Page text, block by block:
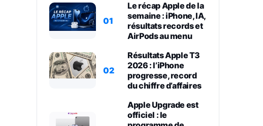
01
Le récap Apple de la
semaine : iPhone, IA,
résultats records et
AirPods au menu
02
Résultats Apple T3
2026 : l’iPhone
progresse, record
du chiffre d’affaires
Apple Upgrade est
officiel : le